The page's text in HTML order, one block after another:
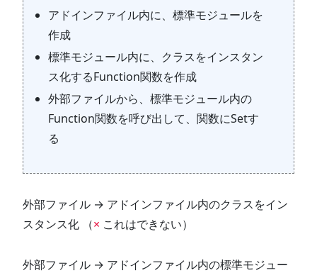
アドインファイル内に、標準モジュールを
作成
標準モジュール内に、クラスをインスタン
ス化するFunction関数を作成
外部ファイルから、標準モジュール内の
Function関数を呼び出して、関数にSetす
る
外部ファイル → アドインファイル内のクラスをイン
スタンス化 （× これはできない）
外部ファイル → アドインファイル内の標準モジュー